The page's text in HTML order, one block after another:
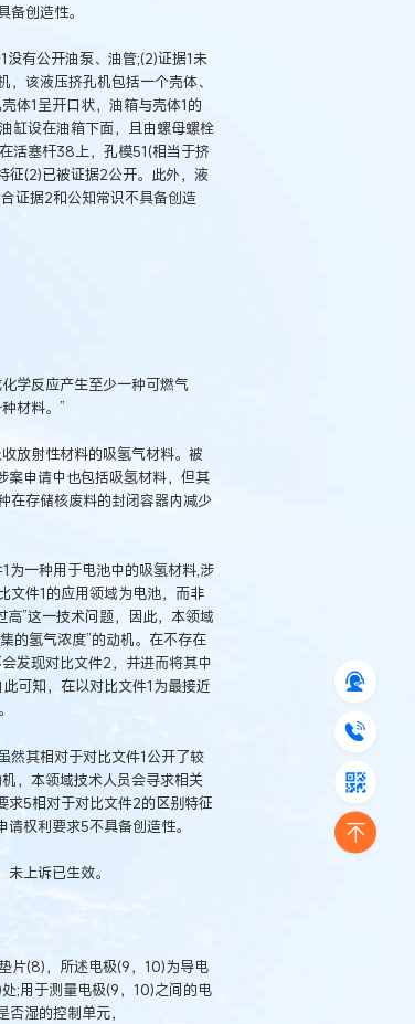
某生物科
案
创造性。
没有公开油泵、油管;(2)证据1未
该液压挤孔机包括一个壳体、
体1呈开口状，油箱与壳体1的
缸设在油箱下面，且由螺母螺栓
活塞杆38上，孔模51(相当于挤
征(2)已被证据2公开。此外，液
证据2和公知常识不具备创造
学反应产生至少一种可燃气
材料。”
放射性材料的吸氢气材料。被
案申请中也包括吸氢材料，但其
在存储核废料的封闭容器内减少
为一种用于电池中的吸氢材料,涉
文件1的应用领域为电池，而非
”这一技术问题，因此，本领域
的氢气浓度”的动机。在不存在
发现对比文件2，并进而将其中
可知，在以对比文件1为最接近
然其相对于对比文件1公开了较
，本领域技术人员会寻求相关
求5相对于对比文件2的区别特征
权利要求5不具备创造性。
上诉已生效。
片(8)，所述电极(9，10)为导电
;用于测量电极(9，10)之间的电
湿的控制单元，